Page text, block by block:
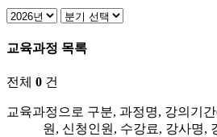
교육과정 목록
전체 0 건
교육과정으로 구분, 과정명, 강의기
원, 신청인원, 수강료, 강사명,